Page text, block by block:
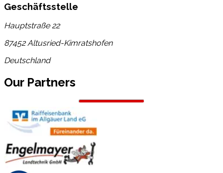
Geschäftsstelle
Hauptstraße 22
87452 Altusried-Kimratshofen
Deutschland
Our Partners